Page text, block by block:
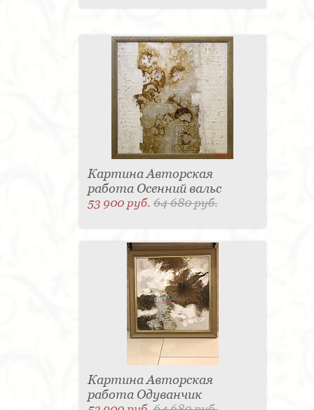
Картина Авторская
работа Осенний вальс
53 900 руб.64 680 руб.
Картина Авторская
работа Одуванчик